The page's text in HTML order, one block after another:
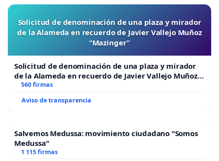
Solicitud de denominación de una plaza y mirador
de la Alameda en recuerdo de Javier Vallejo Muñoz
“Mazinger”
Solicitud de denominación de una plaza y mirador
de la Alameda en recuerdo de Javier Vallejo Muñoz
“Mazinger”
560 firmas
Aviso de transparencia
Salvemos Medussa: movimiento ciudadano "Somos
Medussa"
1 115 firmas